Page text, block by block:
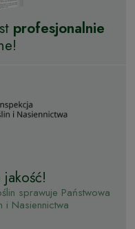
profesjonalnie
sprawuje Państwowa
i Nasiennictwa